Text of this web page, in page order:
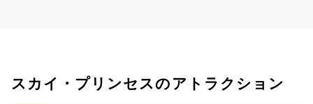
スカイ・プリンセスのアトラクション